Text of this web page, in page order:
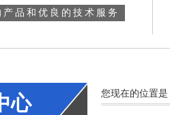
品和优良的技术服务
心 您现在的位置